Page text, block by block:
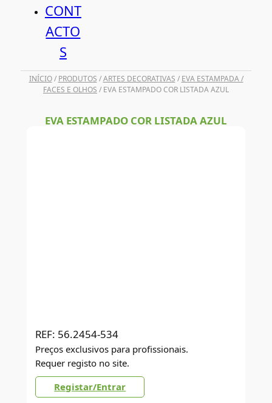
CONT
ACTO
S
INÍCIO/ PRODUTOS /ARTES DECORATIVAS / EVA ESTAMPADA /
FACES E OLHOS / EVA ESTAMPADO COR LISTADA AZUL
EVA ESTAMPADO COR LISTADA AZUL
REF: 56.2454-534
Preços exclusivos para profissionais.
Requer registo no site.
Registar/Entrar